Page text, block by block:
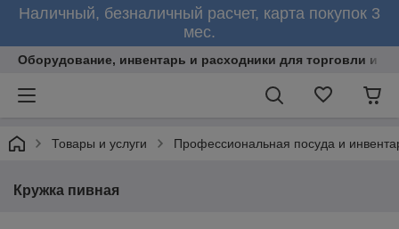
Наличный, безналичный расчет, карта покупок 3
мес.
Оборудование, инвентарь и расходники для торговли и
Товары и услуги Профессиональная посуда и
Кружка пивная